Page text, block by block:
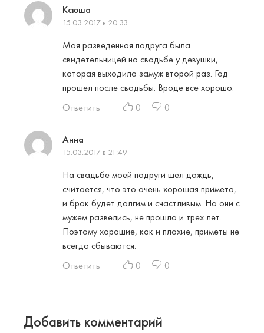
Ксюша
15.03.2017 в 20:33
Моя разведенная подруга была
свидетельницей на свадьбе у девушки,
которая выходила замуж второй раз. Год
прошел после свадьбы. Вроде все хорошо.
Ответить
0 0
Анна
15.03.2017 в 21:49
На свадьбе моей подруги шел дождь,
считается, что это очень хорошая примета,
и брак будет долгим и счастливым. Но они с
мужем развелись, не прошло и трех лет.
Поэтому хорошие, как и плохие, приметы не
всегда сбываются.
Ответить
0 0
Добавить комментарий